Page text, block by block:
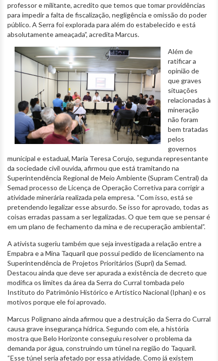
professor e militante, acredito que temos que tomar providências
para impedir a falta de fiscalização, negligência e omissão do poder
público. A Serra foi explorada para além do estabelecido e está
absolutamente ameaçada”, acredita Marcus.
Além de
ratificar a
opinião de
que graves
situações
relacionadas à
mineração
não foram
bem tratadas
pelos
governos
municipal e estadual, Maria Teresa Corujo, segunda representante
da sociedade civil ouvida, afirmou que está tramitando na
Superintendência Regional de Meio Ambiente (Supram Central) da
Semad processo de Licença de Operação Corretiva para corrigir a
atividade minerária realizada pela empresa. “Com isso, está se
pretendendo legalizar esse absurdo. Se isso for aprovado, todas as
coisas erradas passam a ser legalizadas. O que tem que se pensar é
em um plano de fechamento da mina e de recuperação ambiental”.
A ativista sugeriu também que seja investigada a relação entre a
Empabra e a Mina Taquaril que possui pedido de licenciamento na
Superintendência de Projetos Prioritários (Supri) da Semad.
Destacou ainda que deve ser apurada a existência de decreto que
modifica os limites da área da Serra do Curral tombada pelo
Instituto do Patrimônio Histórico e Artístico Nacional (Iphan) e os
motivos porque ele foi aprovado.
Marcus Polignano ainda afirmou que a destruição da Serra do Curral
causa grave insegurança hídrica. Segundo com ele, a história
mostra que Belo Horizonte conseguiu resolver o problema da
demanda por água, construindo um túnel na região do Taquaril.
“Esse túnel seria afetado por essa atividade. Como já existem